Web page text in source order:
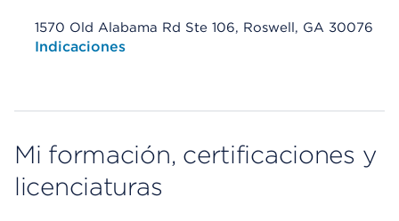
1570 Old Alabama Rd Ste 106, Roswell, GA 30076
Opens native map application on mobile devices
Indicaciones
Mi formación, certificaciones y
licenciaturas